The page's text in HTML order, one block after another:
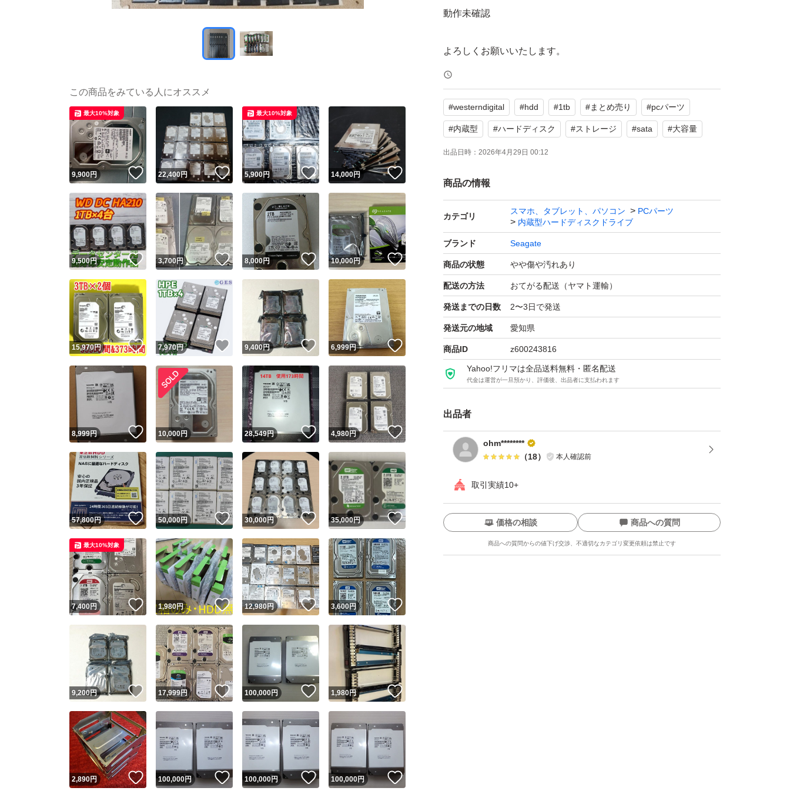
動作未確認
よろしくお願いいたします。
#westerndigital #hdd #1tb #まとめ売り #pcパーツ
#内蔵型 #ハードディスク #ストレージ #sata #大容量
出品日時： 2026年4月29日 00:12
商品の情報
カテゴリ
スマホ、タブレット、パソコン
PCパーツ
内蔵型ハードディスクドライブ
ブランド Seagate
商品の状態 やや傷や汚れあり
配送の方法 おてがる配送（ヤマト運輸）
発送までの日数 2〜3日で発送
発送元の地域 愛知県
商品ID z600243816
Yahoo!フリマは全品送料無料・匿名配送
代金は運営が一旦預かり、評価後、出品者に支払われます
出品者
ohm********
（18） 本人確認前
取引実績10+
ユーザーの実績について
Yahoo!フリマが定めた一定の基準を満たしたユーザーにバッジを付与しています
安心取引出品者
安心取引出品者 Yahoo!フリマの基準をクリアした安心・安全なユーザーです
取引実績
価格の相談 商品への質問
商品への質問からの値下げ交渉、不適切なカテゴリ変更依頼は禁止です
この商品の情報をコピーします
商品画像の 無断転載は禁止されています
この商品をみている人にオススメ
9,900円 いいね！
最大10%対象
22,400円 いいね！
5,900円 いいね！
最大10%対象
14,000円
9,500円 いいね！
3,700円 いいね！
8,000円 いいね！
10,000円 いいね！
15,970円 いいね！
7,970円 いいね！
9,400円 いいね！
6,999円 いいね！
8,999円 いいね！
10,000円 28,549円 いいね！
4,980円 いいね！
57,800円 いいね！
50,000円 いいね！
30,000円 いいね！
35,000円 いいね！
7,400円 いいね！
最大10%対象
1,980円 いいね！
12,980円 いいね！
3,600円
9,200円 いいね！
17,999円 いいね！
100,000円 いいね！
1,980円
2,890円 いいね！
100,000円 いいね！
100,000円 いいね！
100,000円 いいね！